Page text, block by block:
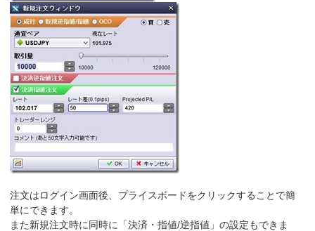
注文はログイン画面後、プライスボードをクリックすることで簡
単にできます。
また新規注文時に同時に「決済・指値/逆指値」の設定もできま